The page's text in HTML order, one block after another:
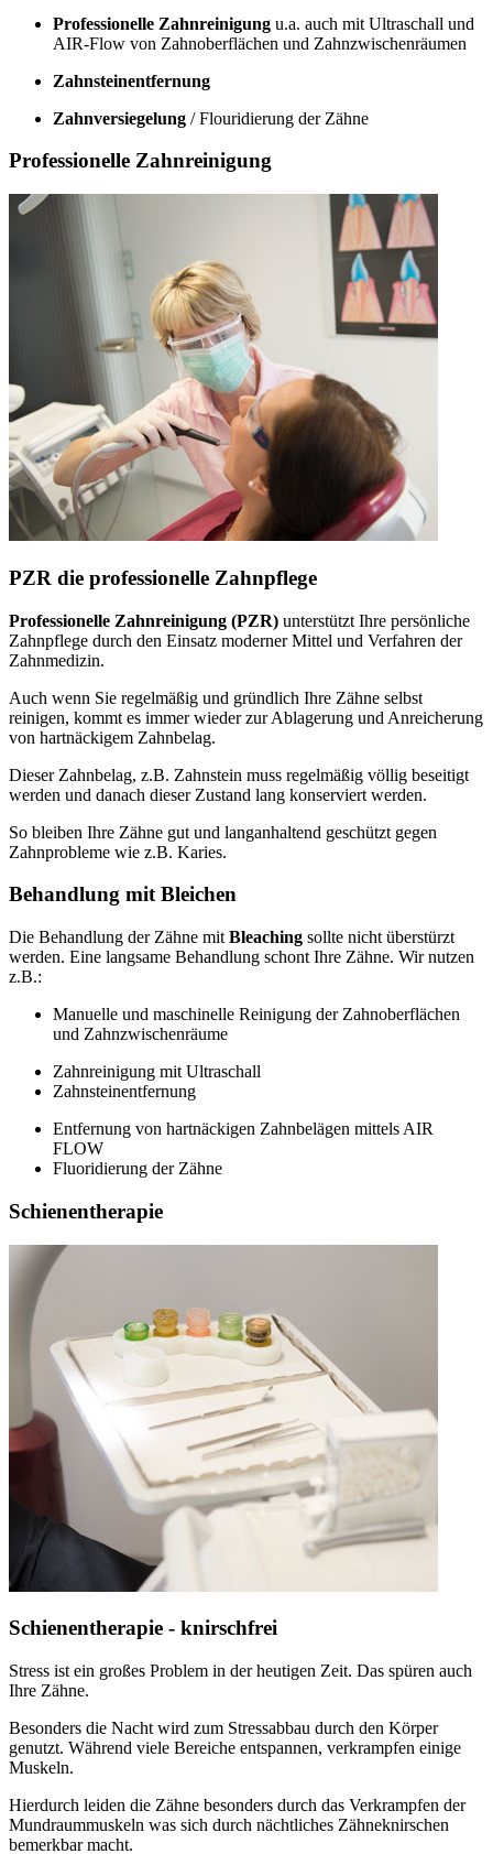
Professionelle Zahnreinigung u.a. auch mit Ultraschall und
AIR-Flow von Zahnoberflächen und Zahnzwischenräumen
Zahnsteinentfernung
Zahnversiegelung / Flouridierung der Zähne
Professionelle Zahnreinigung
PZR die professionelle Zahnpflege
Professionelle Zahnreinigung (PZR) unterstützt Ihre persönliche
Zahnpflege durch den Einsatz moderner Mittel und Verfahren der
Zahnmedizin.
Auch wenn Sie regelmäßig und gründlich Ihre Zähne selbst
reinigen, kommt es immer wieder zur Ablagerung und Anreicherung
von hartnäckigem Zahnbelag.
Dieser Zahnbelag, z.B. Zahnstein muss regelmäßig völlig beseitigt
werden und danach dieser Zustand lang konserviert werden.
So bleiben Ihre Zähne gut und langanhaltend geschützt gegen
Zahnprobleme wie z.B. Karies.
Behandlung mit Bleichen
Die Behandlung der Zähne mit Bleaching sollte nicht überstürzt
werden. Eine langsame Behandlung schont Ihre Zähne. Wir nutzen
z.B.:
Manuelle und maschinelle Reinigung der Zahnoberflächen
und Zahnzwischenräume
Zahnreinigung mit Ultraschall
Zahnsteinentfernung
Entfernung von hartnäckigen Zahnbelägen mittels AIR
FLOW
Fluoridierung der Zähne
Schienentherapie
Schienentherapie - knirschfrei
Stress ist ein großes Problem in der heutigen Zeit. Das spüren auch
Ihre Zähne.
Besonders die Nacht wird zum Stressabbau durch den Körper
genutzt. Während viele Bereiche entspannen, verkrampfen einige
Muskeln.
Hierdurch leiden die Zähne besonders durch das Verkrampfen der
Mundraummuskeln was sich durch nächtliches Zähneknirschen
bemerkbar macht.